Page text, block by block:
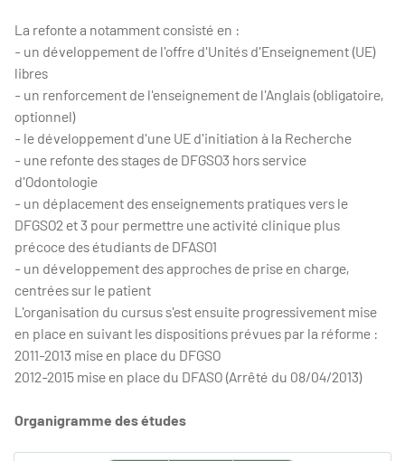
La refonte a notamment consisté en :
- un développement de l'offre d'Unités d'Enseignement (UE)
libres
- un renforcement de l'enseignement de l'Anglais (obligatoire,
optionnel)
- le développement d'une UE d'initiation à la Recherche
- une refonte des stages de DFGSO3 hors service
d'Odontologie
- un déplacement des enseignements pratiques vers le
DFGSO2 et 3 pour permettre une activité clinique plus
précoce des étudiants de DFASO1
- un développement des approches de prise en charge,
centrées sur le patient
L'organisation du cursus s'est ensuite progressivement mise
en place en suivant les dispositions prévues par la réforme :
2011-2013 mise en place du DFGSO
2012-2015 mise en place du DFASO (Arrêté du 08/04/2013)
Organigramme des études